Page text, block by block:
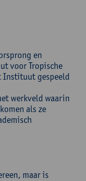
en
voor Tropische
Instituut gespeeld
werkveld waarin
als ze
maar is